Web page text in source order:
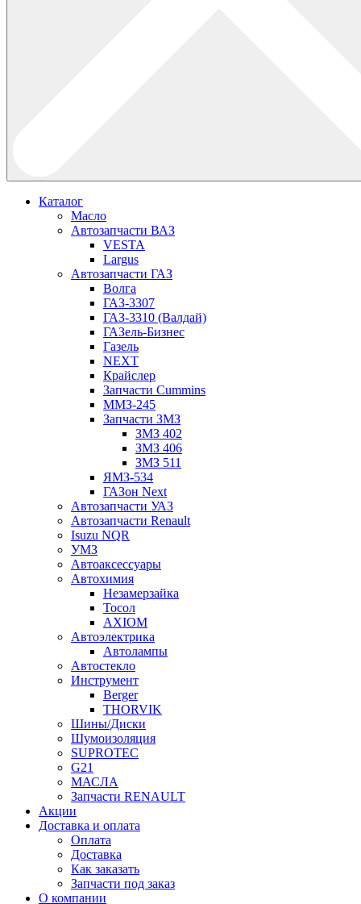
Каталог
Масло
Автозапчасти ВАЗ
VESTA
Largus
Автозапчасти ГАЗ
Волга
ГАЗ-3307
ГАЗ-3310 (Валдай)
ГАЗель-Бизнес
Газель
NEXT
Крайслер
Запчасти Cummins
ММЗ-245
Запчасти ЗМЗ
ЗМЗ 402
ЗМЗ 406
ЗМЗ 511
ЯМЗ-534
ГАЗон Next
Автозапчасти УАЗ
Автозапчасти Renault
Isuzu NQR
УМЗ
Автоаксессуары
Автохимия
Незамерзайка
Тосол
AXIOM
Автоэлектрика
Автолампы
Автостекло
Инструмент
Berger
THORVIK
Шины/Диски
Шумоизоляция
SUPROTEC
G21
МАСЛА
Запчасти RENAULT
Акции
Доставка и оплата
Оплата
Доставка
Как заказать
Запчасти под заказ
О компании